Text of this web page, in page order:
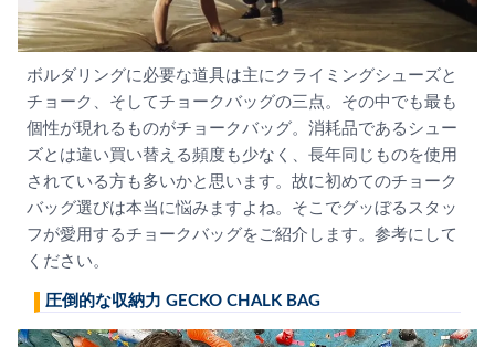
ボルダリングに必要な道具は主にクライミングシューズと
チョーク、そしてチョークバッグの三点。その中でも最も
個性が現れるものがチョークバッグ。消耗品であるシュー
ズとは違い買い替える頻度も少なく、長年同じものを使用
されている方も多いかと思います。故に初めてのチョーク
バッグ選びは本当に悩みますよね。そこでグッぼるスタッ
フが愛用するチョークバッグをご紹介します。参考にして
ください。
圧倒的な収納力 GECKO CHALK BAG